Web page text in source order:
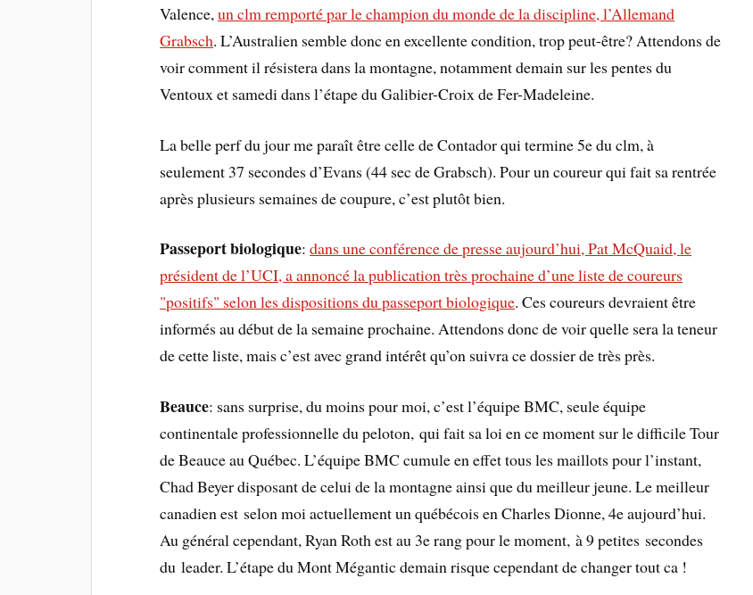
Valence,un clm remporté par le champion du monde de la discipline, l’Allemand
Grabsch. L’Australien semble donc en excellente condition, trop peut-être? Attendons de
voir comment il résistera dans la montagne, notamment demain sur les pentes du
Ventoux et samedi dans l’étape du Galibier-Croix de Fer-Madeleine.
La belle perf du jour me paraît être celle de Contador qui termine 5e du clm, à
seulement 37 secondes d’Evans (44 sec de Grabsch). Pour un coureur qui fait sa rentrée
après plusieurs semaines de coupure, c’est plutôt bien.
Passeport biologique:dans une conférence de presse aujourd’hui, Pat McQuaid, le
président de l’UCI, a annoncé la publication très prochaine d’une liste de coureurs
"positifs" selon les dispositions du passeport biologique. Ces coureurs devraient être
informés au début de la semaine prochaine. Attendons donc de voir quelle sera la teneur
de cette liste, mais c’est avec grand intérêt qu’on suivra ce dossier de très près.
Beauce: sans surprise, du moins pour moi, c’est l’équipe BMC, seule équipe
continentale professionnelle du peloton, qui fait sa loi en ce moment sur le difficile Tour
de Beauce au Québec. L’équipe BMC cumule en effet tous les maillots pour l’instant,
Chad Beyer disposant de celui de la montagne ainsi que du meilleur jeune. Le meilleur
canadien est selon moi actuellement un québécois en Charles Dionne, 4e aujourd’hui.
Au général cependant, Ryan Roth est au 3e rang pour le moment, à 9 petites secondes
du leader. L’étape du Mont Mégantic demain risque cependant de changer tout ca !